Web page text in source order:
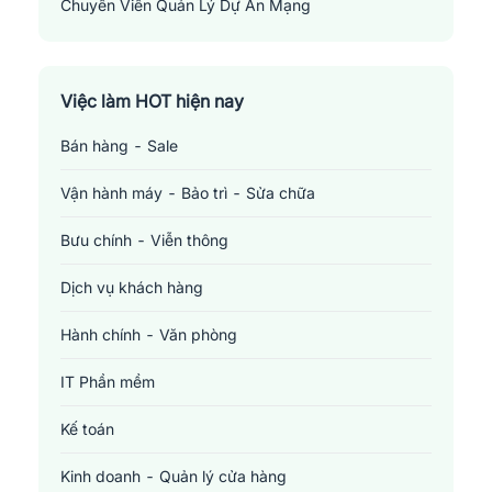
Chuyên Viên Quản Lý Dự Án Mạng
Việc làm HOT hiện nay
Bán hàng - Sale
Vận hành máy - Bảo trì - Sửa chữa
Bưu chính - Viễn thông
Dịch vụ khách hàng
Hành chính - Văn phòng
IT Phần mềm
Kế toán
Kinh doanh - Quản lý cửa hàng